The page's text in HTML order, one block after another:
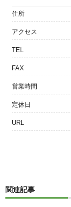
住所
アクセス
TEL
FAX
営業時間
定休日
URL
関連記事